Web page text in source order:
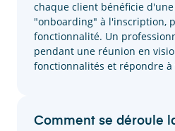
chaque client bénéficie
"onboarding" à l'inscription,
fonctionnalité. Un
pendant une réunion en
fonctionnalités et répondre à
Comment se déroule